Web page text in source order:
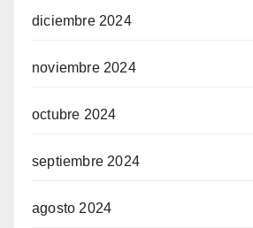
diciembre 2024
noviembre 2024
octubre 2024
septiembre 2024
agosto 2024